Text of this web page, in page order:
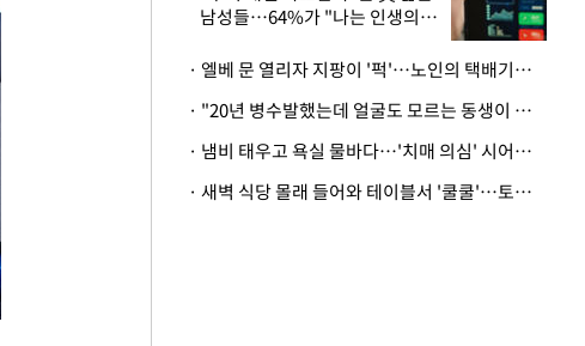
남성들…64%가 "나는 인생의
· 엘베 문 열리자 지팡이 '퍽'…노인의 택배기사 폭행 이유
· "20년 병수발했는데 얼굴도 모르는 동생이 유산 절반을"…배다른 형제 상속권 있을까
· 냄비 태우고 욕실 물바다…'치매 의심' 시어머니 검사 권유했다가 '날벼락'
· 새벽 식당 몰래 들어와 테이블서 '쿨쿨'…토사물 남기고 사라진 남성